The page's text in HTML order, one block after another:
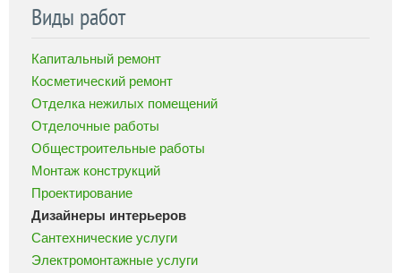
Виды работ
Капитальный ремонт
Косметический ремонт
Отделка нежилых помещений
Отделочные работы
Общестроительные работы
Монтаж конструкций
Проектирование
Дизайнеры интерьеров
Сантехнические услуги
Электромонтажные услуги